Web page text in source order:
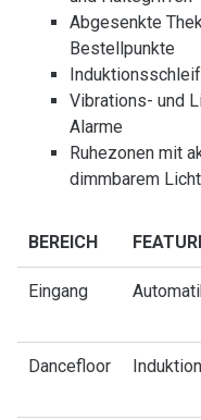
Abgesenkte
Bestellpunkte
Vibrations- und
Alarme
Ruhezonen mit
dimmbarem Licht
BEREICH
Eingang
Dancefloor